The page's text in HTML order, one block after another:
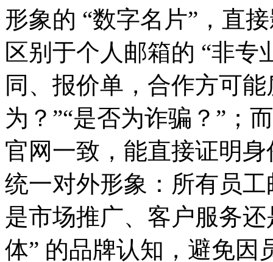
形象的 “数字名片”，直
区别于个人邮箱的 “非专
同、报价单，合作方可
为？”“是否为诈骗？”；
官网一致，能直接证明
统一对外形象：所有员
是市场推广、客户服务
体” 的品牌认知，避免因